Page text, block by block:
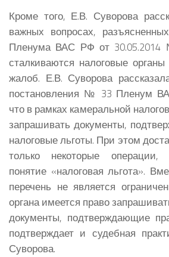
Кроме того, Е.В. Суворова
важных вопросах,
Пленума ВАС РФ от
сталкиваются налоговые
жалоб. Е.В. Суворова
постановления № 33 Пленум
что в рамках камеральной
запрашивать документы,
налоговые льготы. При этом
только некоторые
понятие «налоговая льгота».
перечень не является
органа имеется право
документы, подтверждающие
подтверждает и судебная
Суворова.